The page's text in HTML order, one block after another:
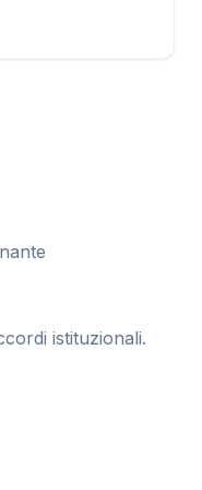
istituzionali.